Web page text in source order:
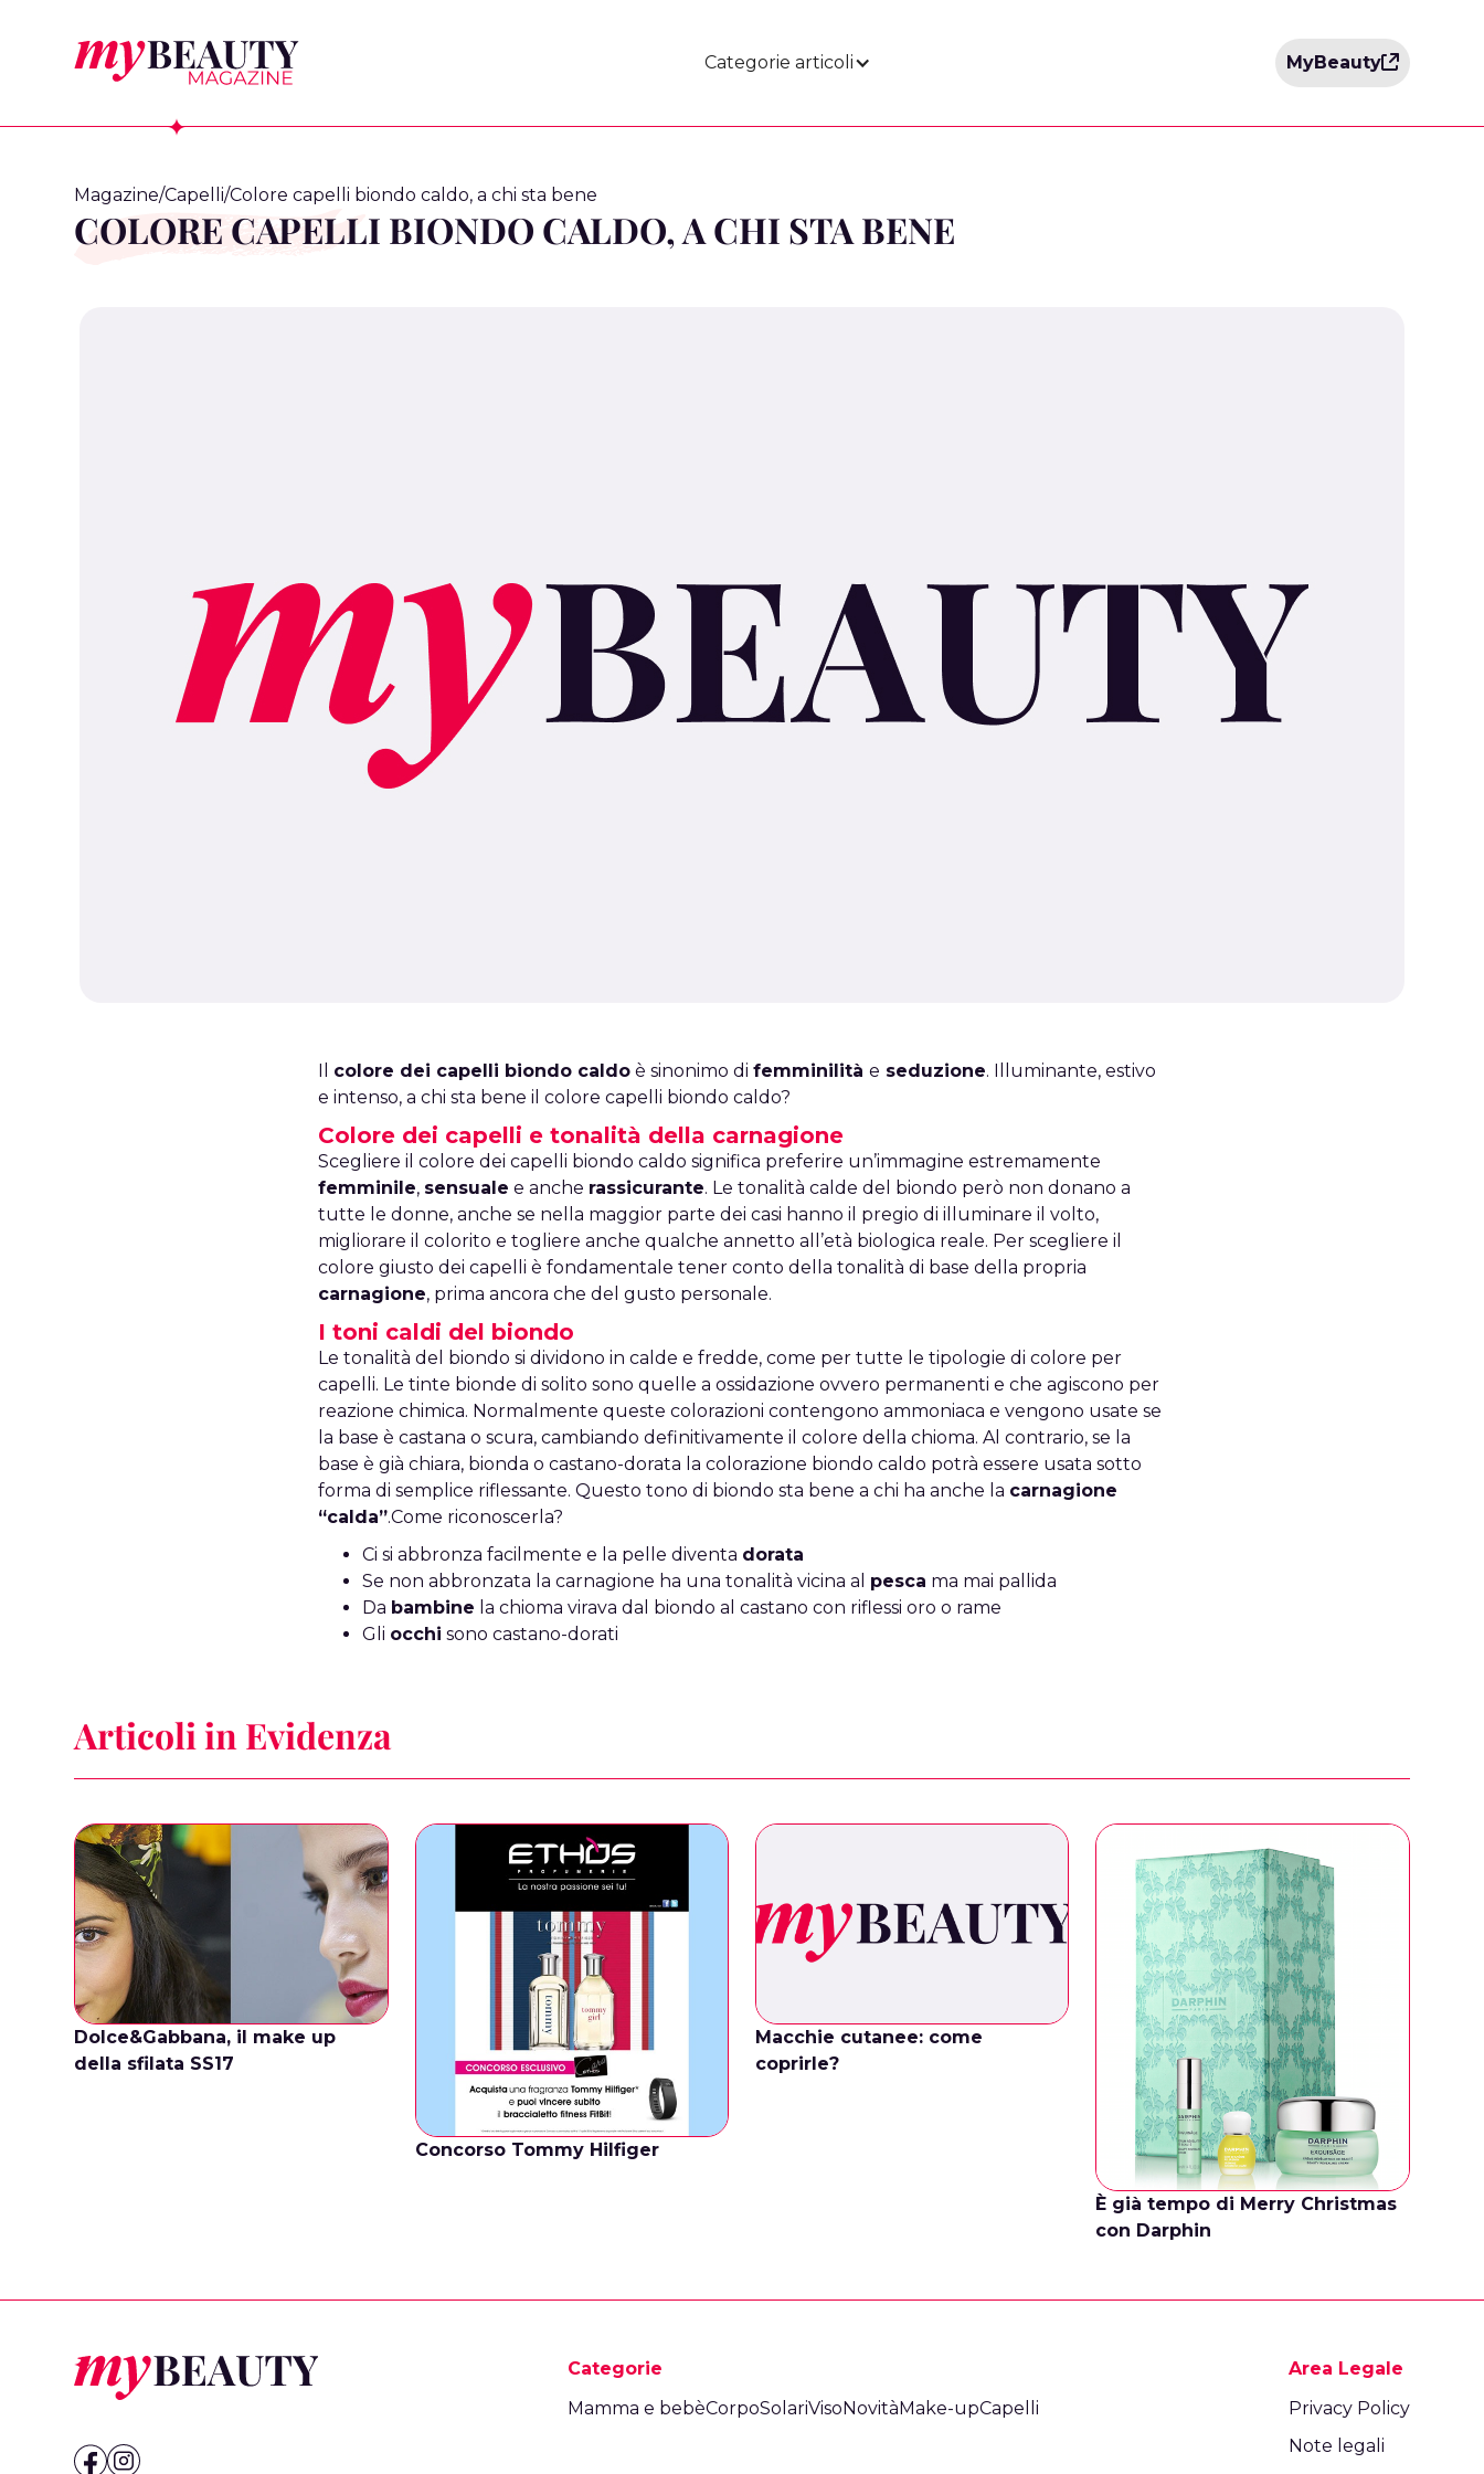
Categorie articoli MyBeauty
Magazine/Capelli/Colore capelli biondo caldo, a chi sta bene
COLORE CAPELLI BIONDO CALDO, A CHI STA BENE
Il colore dei capelli biondo caldo è sinonimo di femminilità e seduzione. Illuminante, estivo
e intenso, a chi sta bene il colore capelli biondo caldo?
Colore dei capelli e tonalità della carnagione
Scegliere il colore dei capelli biondo caldo significa preferire un’immagine estremamente
femminile, sensuale e anche rassicurante. Le tonalità calde del biondo però non donano a
tutte le donne, anche se nella maggior parte dei casi hanno il pregio di illuminare il volto,
migliorare il colorito e togliere anche qualche annetto all’età biologica reale. Per scegliere il
colore giusto dei capelli è fondamentale tener conto della tonalità di base della propria
carnagione, prima ancora che del gusto personale.
I toni caldi del biondo
Le tonalità del biondo si dividono in calde e fredde, come per tutte le tipologie di colore per
capelli. Le tinte bionde di solito sono quelle a ossidazione ovvero permanenti e che agiscono per
reazione chimica. Normalmente queste colorazioni contengono ammoniaca e vengono usate se
la base è castana o scura, cambiando definitivamente il colore della chioma. Al contrario, se la
base è già chiara, bionda o castano-dorata la colorazione biondo caldo potrà essere usata sotto
forma di semplice riflessante. Questo tono di biondo sta bene a chi ha anche la carnagione
“calda”.Come riconoscerla?
Ci si abbronza facilmente e la pelle diventa dorata
Se non abbronzata la carnagione ha una tonalità vicina al pesca ma mai pallida
Da bambine la chioma virava dal biondo al castano con riflessi oro o rame
Gli occhi sono castano-dorati
Articoli in Evidenza
Dolce&Gabbana, il make up
della sfilata SS17
Concorso Tommy Hilfiger
Macchie cutanee: come
coprirle?
È già tempo di Merry Christmas
con Darphin
Categorie
Mamma e bebèCorpoSolariViso Novità Make-upCapelli
Area Legale
Privacy Policy
Note legali